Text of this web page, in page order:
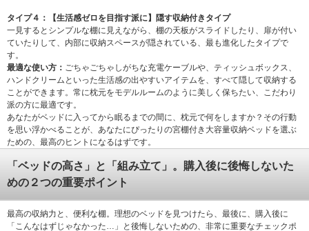
タイプ４：【生活感ゼロを目指す派に】隠す収納付きタイプ
一見するとシンプルな棚に見えながら、棚の天板がスライドしたり、扉が付い
ていたりして、内部に収納スペースが隠されている、最も進化したタイプで
す。
最適な使い方： ごちゃごちゃしがちな充電ケーブルや、ティッシュボックス、
ハンドクリームといった生活感の出やすいアイテムを、すべて隠して収納する
ことができます。常に枕元をモデルルームのように美しく保ちたい、こだわり
派の方に最適です。
あなたがベッドに入ってから眠るまでの間に、枕元で何をしますか？その行動
を思い浮かべることが、あなたにぴったりの宮棚付き大容量収納ベッドを選ぶ
ための、最高のヒントになるはずです。
「ベッドの高さ」と「組み立て」。購入後に後悔しないた
めの２つの重要ポイント
最高の収納力と、便利な棚。理想のベッドを見つけたら、最後に、購入後に
「こんなはずじゃなかった…」と後悔しないための、非常に重要なチェックポ